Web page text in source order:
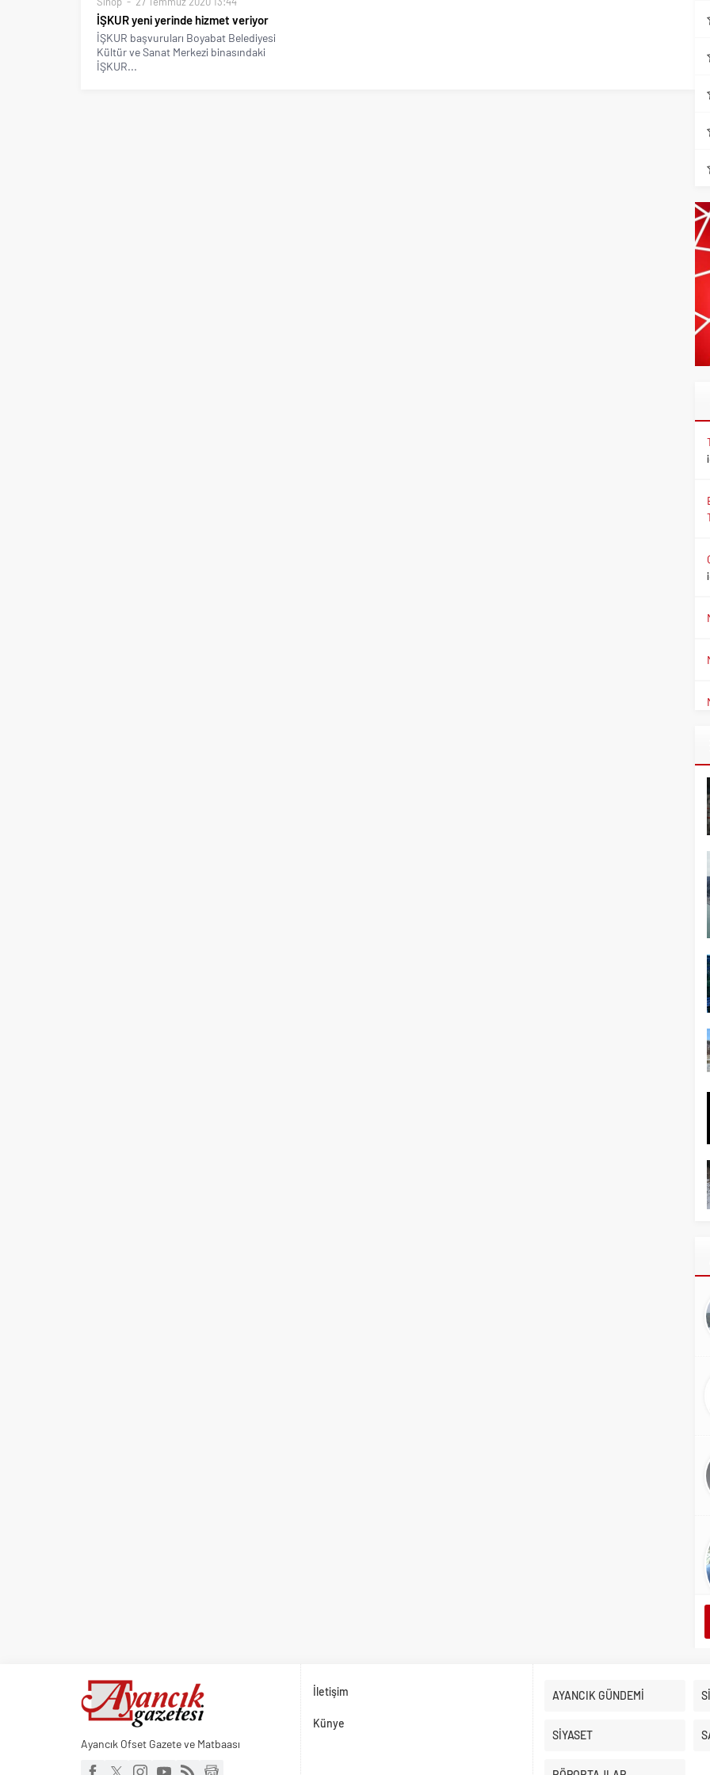
İŞKUR yeni yerinde hizmet veriyor
İŞKUR başvuruları Boyabat Belediyesi
Kültür ve Sanat Merkezi binasındaki
İŞKUR...
Ayancık Ofset Gazete ve Matbaası
İletişim
Künye
AYANCIK GÜNDEMİ
SİYASET